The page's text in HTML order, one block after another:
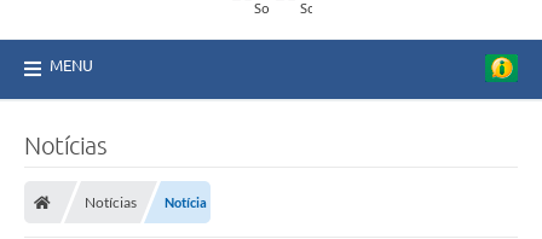
MENU
Notícias
Notícias Notícia